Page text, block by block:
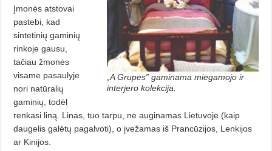
„A Grupės” gaminama miegamojo ir
interjero kolekcija.
Įmonės atstovai
pastebi, kad
sintetinių gaminių
rinkoje gausu,
tačiau žmonės
visame pasaulyje
nori natūralių
gaminių, todėl
renkasi liną. Linas, tuo tarpu, ne auginamas Lietuvoje (kaip
daugelis galėtų pagalvoti), o įvežamas iš Prancūzijos, Lenkijos
ar Kinijos.